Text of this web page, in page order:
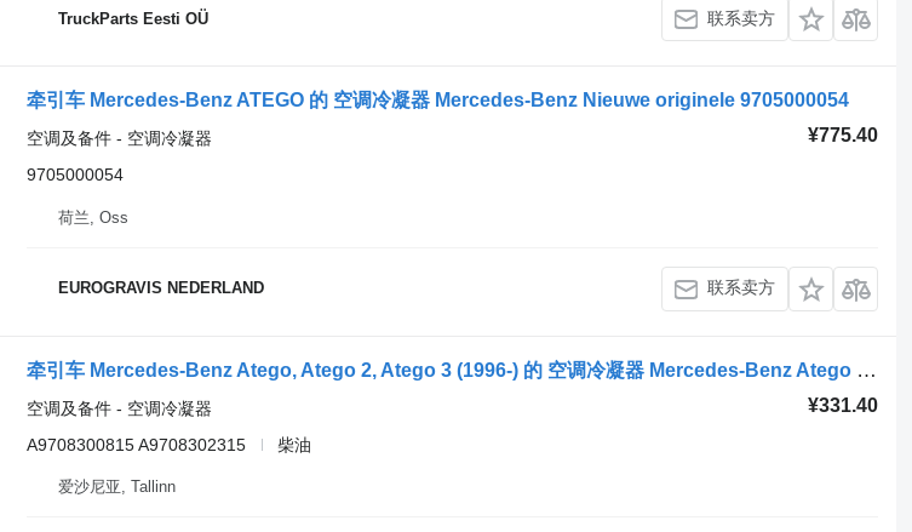
TruckParts Eesti OÜ 联系卖方
牵引车 Mercedes-Benz ATEGO 的 空调冷凝器 Mercedes-Benz Nieuwe originele 9705000054
¥775.40
空调及备件 - 空调冷凝器
9705000054
荷兰, Oss
EUROGRAVIS NEDERLAND 联系卖方
牵引车 Mercedes-Benz Atego, Atego 2, Atego 3 (1996-) 的 空调冷凝器 Mercedes-Benz Atego 2 815 (01.04-) A9708300815
¥331.40
空调及备件 - 空调冷凝器
A9708300815 A9708302315
柴油
爱沙尼亚, Tallinn